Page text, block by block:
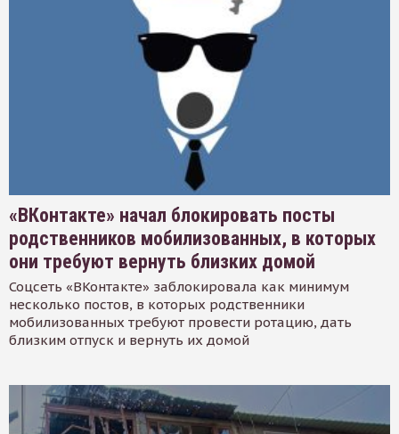
«ВКонтакте» начал блокировать посты
родственников мобилизованных, в которых
они требуют вернуть близких домой
Соцсеть «ВКонтакте» заблокировала как минимум
несколько постов, в которых родственники
мобилизованных требуют провести ротацию, дать
близким отпуск и вернуть их домой